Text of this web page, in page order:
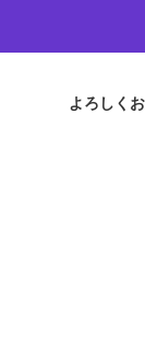
よろしく